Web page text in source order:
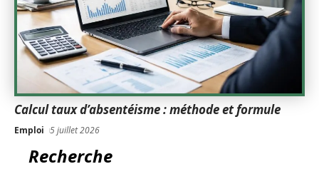
Calcul taux d’absentéisme : méthode et formule
Emploi 5 juillet 2026
Recherche